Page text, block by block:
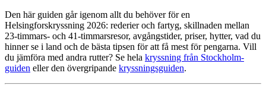
Den här guiden går igenom allt du behöver för en
Helsingforskryssning 2026: rederier och fartyg, skillnaden mellan
23-timmars- och 41-timmarsresor, avgångstider, priser, hytter, vad du
hinner se i land och de bästa tipsen för att få mest för pengarna. Vill
du jämföra med andra rutter? Se hela kryssning från Stockholm-
guiden eller den övergripande kryssningsguiden.